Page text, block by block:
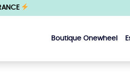
Boutique Onewheel